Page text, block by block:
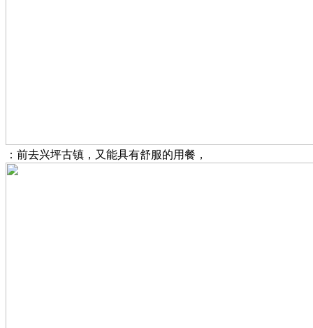
：前去兴坪古镇，又能具有舒服的用餐，